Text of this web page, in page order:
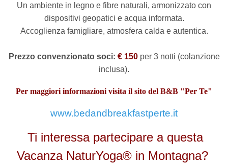
Un ambiente in legno e fibre naturali, armonizzato con
dispositivi geopatici e acqua informata.
Accoglienza famigliare, atmosfera calda e autentica.
Prezzo convenzionato soci: € 150 per 3 notti (colanzione
inclusa).
Per maggiori informazioni visita il sito del B&B "Per Te"
www.bedandbreakfastperte.it
Ti interessa partecipare a questa
Vacanza NaturYoga® in Montagna?